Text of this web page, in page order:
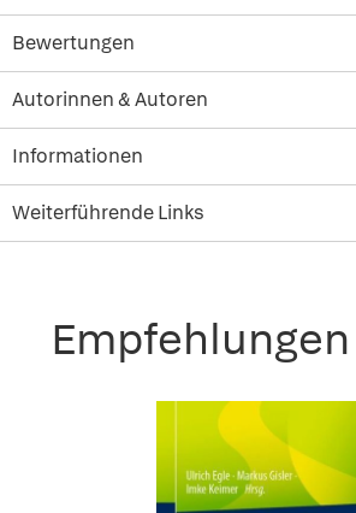
Bewertungen
Autorinnen & Autoren
Informationen
Weiterführende Links